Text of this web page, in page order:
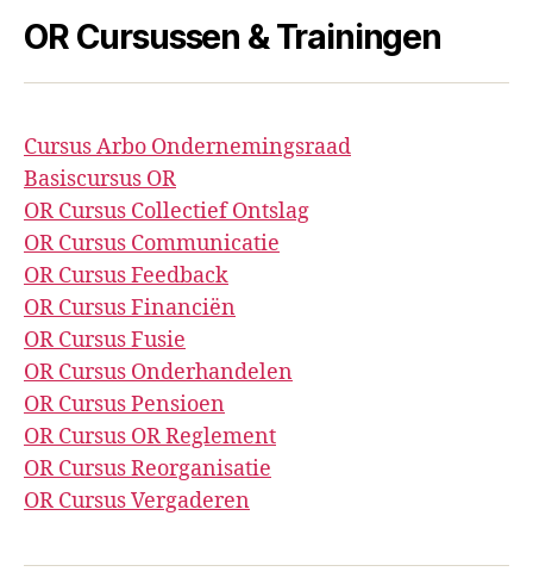
OR Cursussen & Trainingen
Cursus Arbo Ondernemingsraad
Basiscursus OR
OR Cursus Collectief Ontslag
OR Cursus Communicatie
OR Cursus Feedback
OR Cursus Financiën
OR Cursus Fusie
OR Cursus Onderhandelen
OR Cursus Pensioen
OR Cursus OR Reglement
OR Cursus Reorganisatie
OR Cursus Vergaderen